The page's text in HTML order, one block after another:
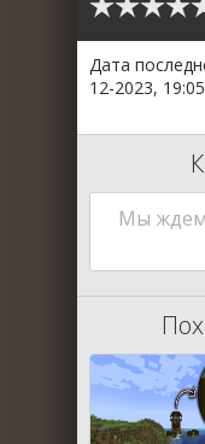
Дата
12-2023, 19:05
Мы ждем